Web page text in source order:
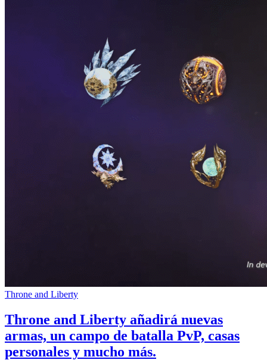
Throne and Liberty
Throne and Liberty añadirá nuevas
armas, un campo de batalla PvP, casas
personales y mucho más.